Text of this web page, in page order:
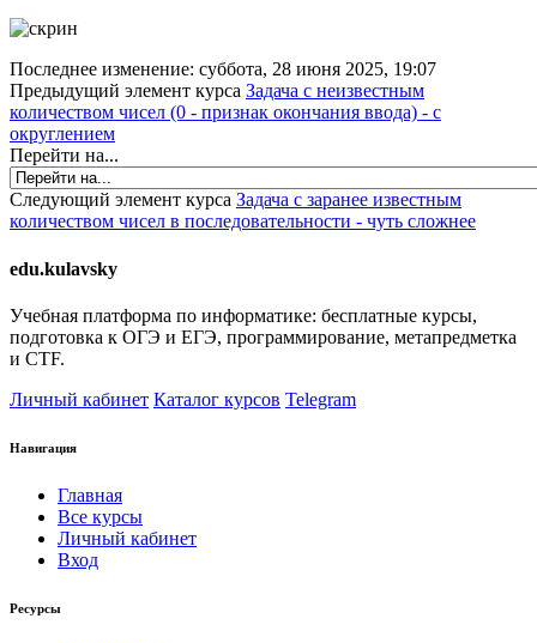
Последнее изменение: суббота, 28 июня 2025, 19:07
Предыдущий элемент курса Задача с неизвестным
количеством чисел (0 - признак окончания ввода) - с
округлением
Перейти на...
Следующий элемент курса Задача с заранее известным
количеством чисел в последовательности - чуть сложнее
edu.kulavsky
Учебная платформа по информатике: бесплатные курсы,
подготовка к ОГЭ и ЕГЭ, программирование, метапредметка
и CTF.
Личный кабинет Каталог курсов Telegram
Навигация
Главная
Все курсы
Личный кабинет
Вход
Ресурсы